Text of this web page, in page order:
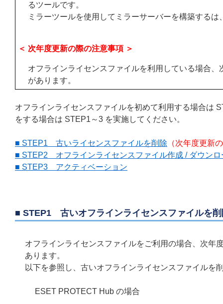
るツールです。
ミラーツールを使用してミラーサーバーを構築する
＜ 次年度更新の際の注意事項 ＞
オフラインライセンスファイルを利用している場合
があります。
オフラインライセンスファイルを初めて利用する場合は
をする場合は STEP1～3 を実施してください。
■ STEP1 古いライセンスファイルを削除 （次年度更新
■ STEP2 オフラインライセンスファイル作成 / ダウンロ
■ STEP3 アクティベーション
■ STEP1 古いオフラインライセンスファイルを削
オフラインライセンスファイルをご利用の場合、次年
あります。
以下を参照し、古いオフラインライセンスファイルを
ESET PROTECT Hub の場合